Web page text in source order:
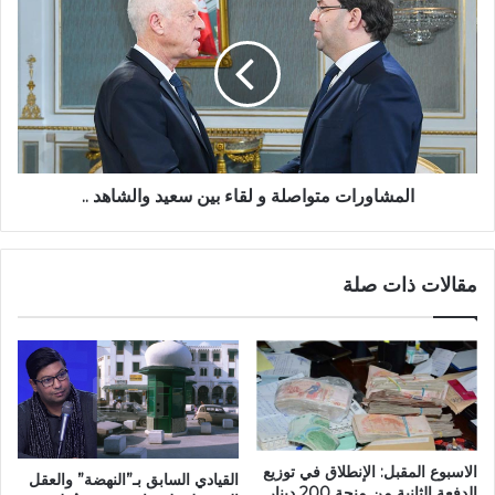
المشاورات متواصلة و لقاء بين سعيد والشاهد ..
مقالات ذات صلة
الاسبوع المقبل: الإنطلاق في توزيع
القيادي السابق بـ”النهضة” والعقل